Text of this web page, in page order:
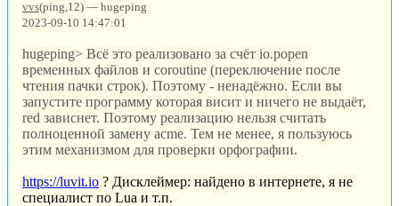
vvs(ping,12) — hugeping
2023-09-10 14:47:01
hugeping> Всё это реализовано за счёт io.popen
временных файлов и coroutine (переключение после
чтения пачки строк). Поэтому - ненадёжно. Если вы
запустите программу которая висит и ничего не выдаёт,
red зависнет. Поэтому реализацию нельзя считать
полноценной замену acme. Тем не менее, я пользуюсь
этим механизмом для проверки орфографии.
https://luvit.io ? Дисклеймер: найдено в интернете, я не
специалист по Lua и т.п.